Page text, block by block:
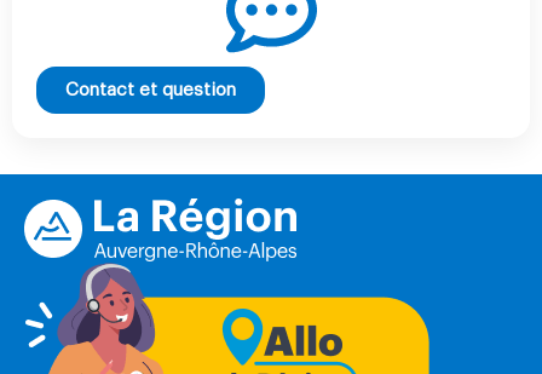
Contact et question